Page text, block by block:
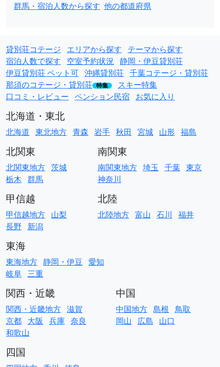
群馬・宿泊人数から探す 他の都道府県
貸別荘コテージ エリアから探す
テーマから探す
宿泊人数で探す
空室予約状況 静岡・伊豆貸別荘
伊豆貸別荘 ペット可 沖縄貸別荘 千葉コテージ・貸別荘
那須のコテージ・貸別荘 特集
スキー特集
口コミ・レビュー ペンション民宿 お気に入り
北海道・東北
北海道 東北地方 青森 岩手 秋田 宮城 山形 福島
北関東
北関東地方 茨城
栃木 群馬
南関東
南関東地方 埼玉 千葉 東京
神奈川
甲信越
甲信越地方 山梨
長野
新潟
北陸
北陸地方 富山 石川 福井
東海
東海地方 静岡・伊豆 愛知
岐阜 三重
関西・近畿
関西・近畿地方 滋賀
京都 大阪 兵庫 奈良
和歌山
中国
中国地方 島根 鳥取
岡山
広島 山口
四国